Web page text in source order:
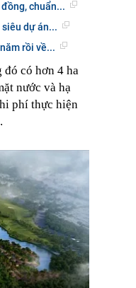
5
khi
ngủ
chuẩn...
dự án...
rồi về...
đó có hơn 4 ha
nước và hạ
phí thực hiện